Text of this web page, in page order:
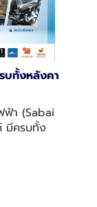
บทั้งหลังคา
ฟ้า (Sabai
มีครบทั้ง